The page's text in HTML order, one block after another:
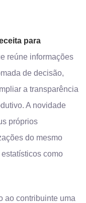
para
reúne informações
de decisão,
a transparência
A novidade
próprios
do mesmo
como
ao contribuinte uma